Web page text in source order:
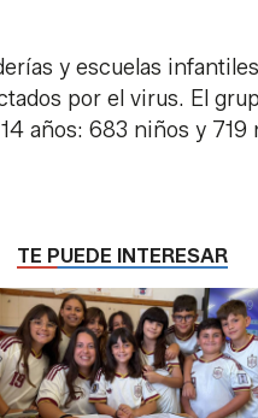
y escuelas
por el virus. El
años: 683 niños y 719
TE PUEDE INTERESAR